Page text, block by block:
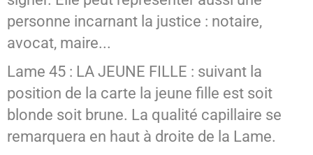
personne incarnant la justice : notaire,
avocat, maire...
Lame 45 : LA JEUNE FILLE : suivant la
position de la carte la jeune fille est soit
blonde soit brune. La qualité capillaire se
remarquera en haut à droite de la Lame.